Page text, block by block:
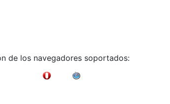
de los navegadores soportados: